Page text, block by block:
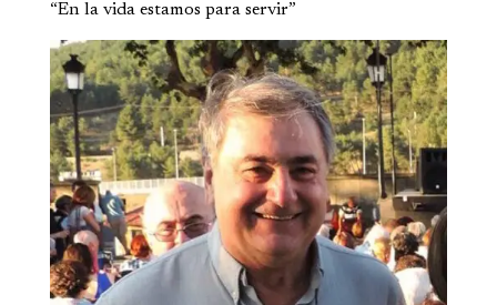
“En la vida estamos para servir”